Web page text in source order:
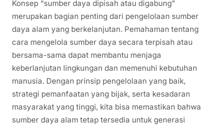
Konsep “sumber daya dipisah atau digabung”
merupakan bagian penting dari pengelolaan sumber
daya alam yang berkelanjutan. Pemahaman tentang
cara mengelola sumber daya secara terpisah atau
bersama-sama dapat membantu menjaga
keberlanjutan lingkungan dan memenuhi kebutuhan
manusia. Dengan prinsip pengelolaan yang baik,
strategi pemanfaatan yang bijak, serta kesadaran
masyarakat yang tinggi, kita bisa memastikan bahwa
sumber daya alam tetap tersedia untuk generasi